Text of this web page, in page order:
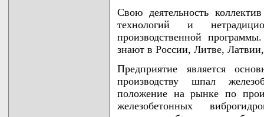
Свою деятельность
технологий и
производственной
знают в России, Литве,
Предприятие является
производству шпал
положение на рынке по
железобетонных